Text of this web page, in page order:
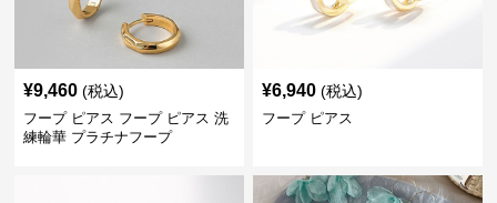
¥9,460 (税込)
フープ ピアス フープ ピアス 洗
練輪華 プラチナフープ
¥6,940 (税込)
フープ ピアス